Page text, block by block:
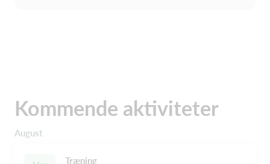
Kommende aktiviteter
August
Træning